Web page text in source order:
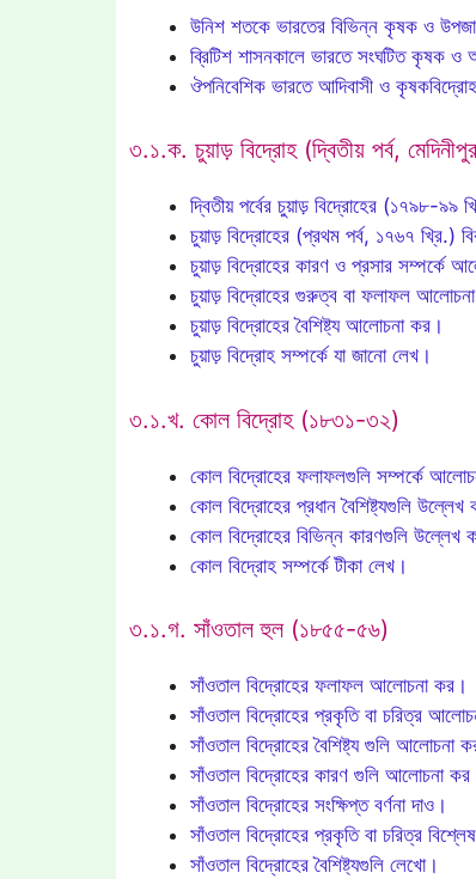
উনিশ শতকে ভারতের বিভিন্ন কৃষক ও
ব্রিটিশ শাসনকালে ভারতে সংঘটিত কৃষক ও
ঔপনিবেশিক ভারতে আদিবাসী ও
৩.১.ক. চুয়াড় বিদ্রোহ (দ্বিতীয় পর্ব,
দ্বিতীয় পর্বের চুয়াড় বিদ্রোহের (১৭৯৮-৯৯
চুয়াড় বিদ্রোহের (প্রথম পর্ব, ১৭৬৭ খ্রি.)
চুয়াড় বিদ্রোহের কারণ ও প্রসার সম্পর্কে
চুয়াড় বিদ্রোহের গুরুত্ব বা ফলাফল
চুয়াড় বিদ্রোহের বৈশিষ্ট্য আলোচনা কর।
চুয়াড় বিদ্রোহ সম্পর্কে যা জানো লেখ।
৩.১.খ. কোল বিদ্রোহ (১৮৩১-৩২)
কোল বিদ্রোহের ফলাফলগুলি সম্পর্কে
কোল বিদ্রোহের প্রধান বৈশিষ্ট্যগুলি উল্লেখ
কোল বিদ্রোহের বিভিন্ন কারণগুলি উল্লেখ
কোল বিদ্রোহ সম্পর্কে টীকা লেখ।
৩.১.গ. সাঁওতাল হুল (১৮৫৫-৫৬)
সাঁওতাল বিদ্রোহের ফলাফল আলোচনা কর।
সাঁওতাল বিদ্রোহের প্রকৃতি বা চরিত্র
সাঁওতাল বিদ্রোহের বৈশিষ্ট্য গুলি আলোচনা
সাঁওতাল বিদ্রোহের কারণ গুলি আলোচনা
সাঁওতাল বিদ্রোহের সংক্ষিপ্ত বর্ণনা দাও।
সাঁওতাল বিদ্রোহের প্রকৃতি বা চরিত্র
সাঁওতাল বিদ্রোহের বৈশিষ্ট্যগুলি লেখো।